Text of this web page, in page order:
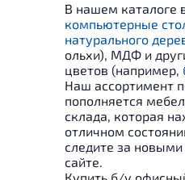
В нашем каталоге
компьютерные
натурального
ольхи), МДФ и
цветов (например,
Наш ассортимент
пополняется
склада, которая
отличном
следите за
сайте.